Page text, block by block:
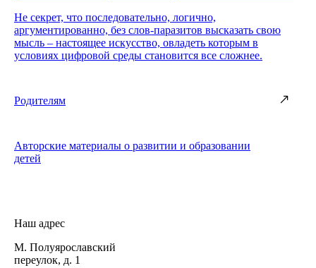
Не секрет, что последовательно, логично,
аргументированно, без слов-паразитов высказать свою
мысль – настоящее искусство, овладеть которым в
условиях цифровой среды становится все сложнее.
Родителям
Авторские материалы о развитии и образовании
детей
Наш адрес
М. Полуярославский
переулок, д. 1